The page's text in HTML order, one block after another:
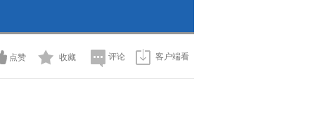
2014-03-03 18:39:13
点赞 收藏 评论 客户端看